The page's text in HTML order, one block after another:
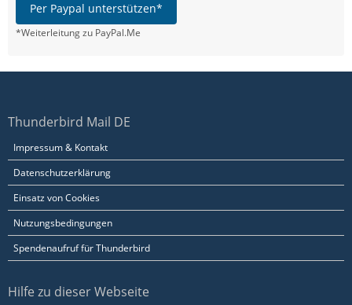
Per Paypal unterstützen*
*Weiterleitung zu PayPal.Me
Thunderbird Mail DE
Impressum & Kontakt
Datenschutzerklärung
Einsatz von Cookies
Nutzungsbedingungen
Spendenaufruf für Thunderbird
Hilfe zu dieser Webseite